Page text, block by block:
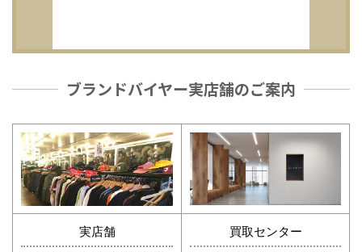
ブランドバイヤー実店舗のご案内
実店舗
買取センター